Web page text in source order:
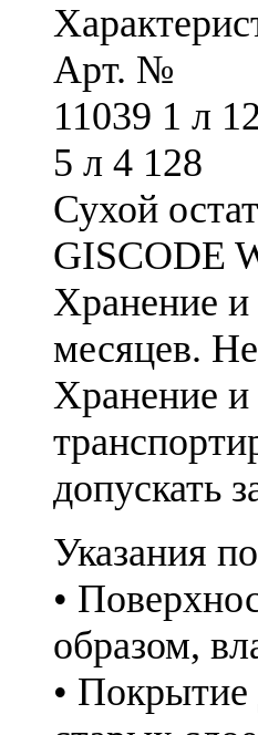
Арт. №
11039 1 л
5 л 4 128
Сухой
GISCODE
Хранение и
месяцев.
Хранение и
допускать
Указания
•
образом,
• Покрытие